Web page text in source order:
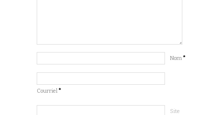
Nom*
Courriel*
Site